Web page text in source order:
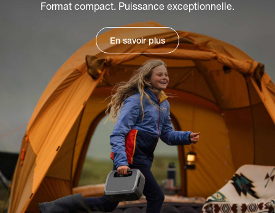
Format compact. Puissance exceptionnelle.
En savoir plus